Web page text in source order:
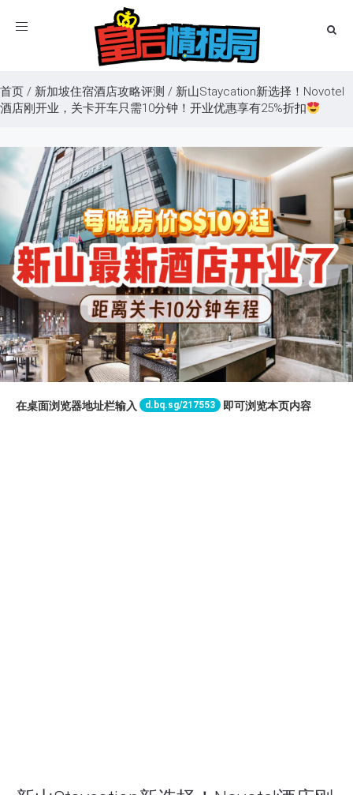
Toggle
首页 / 新加坡住宿酒店攻略评测 / 新山Staycation新选择！Novotel
酒店刚开业，关卡开车只需10分钟！开业优惠享有25%折扣
在桌面浏览器地址栏输入 d.bq.sg/217553 即可浏览本页内容